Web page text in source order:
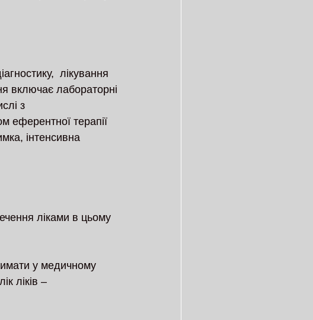
лікування
включає лабораторні
з
еферентної терапії
інтенсивна
ліками в цьому
у медичному
ліків –